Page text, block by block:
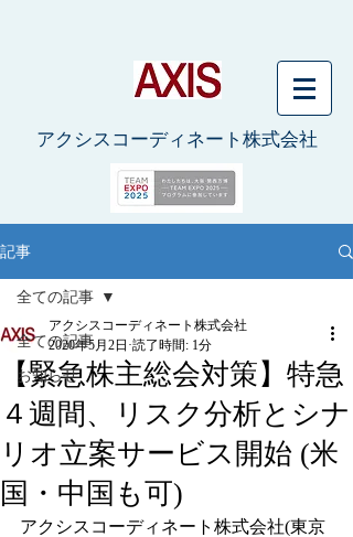
アクシスコーディネート株式会社
記事
全ての記事
お知らせ
全ての記事
【緊急株主総会対策】特急
４週間、リスク分析とシナ
リオ立案サービス開始 (米
国・中国も可)
アクシスコーディネート株式会社
2020年5月2日 読了時間: 1分
アクシスコーディネート株式会社(東京